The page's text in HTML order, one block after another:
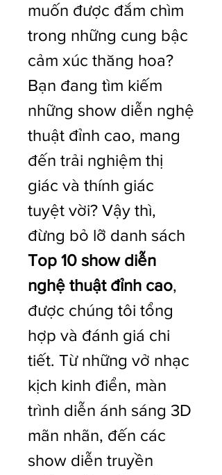
muốn được đắm chìm
trong những cung bậc
cảm xúc thăng hoa?
Bạn đang tìm kiếm
những show diễn nghệ
thuật đỉnh cao, mang
đến trải nghiệm thị
giác và thính giác
tuyệt vời? Vậy thì,
Top 10 show diễn
nghệ thuật đỉnh cao,
được chúng tôi tổng
hợp và đánh giá chi
tiết. Từ những vở nhạc
kịch kinh điển, màn
trình diễn ánh sáng 3D
mãn nhãn, đến các
show diễn truyền